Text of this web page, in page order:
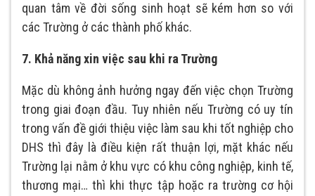
quan tâm về đời sống sinh hoạt sẽ kém hơn so với
các Trường ở các thành phố khác.
7. Khả năng xin việc sau khi ra Trường
Mặc dù không ảnh hưởng ngay đến việc chọn Trường
trong giai đoạn đầu. Tuy nhiên nếu Trường có uy tín
trong vấn đề giới thiệu việc làm sau khi tốt nghiệp cho
DHS thì đây là điều kiện rất thuận lợi, mặt khác nếu
Trường lại nằm ở khu vực có khu công nghiệp, kinh tế,
thương mại… thì khi thực tập hoặc ra trường cơ hội